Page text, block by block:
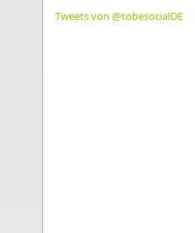
Tweets von @tobesocialDE